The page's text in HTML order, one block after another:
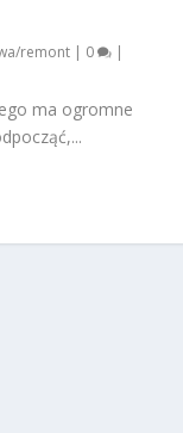
remont| 0 |
ma ogromne